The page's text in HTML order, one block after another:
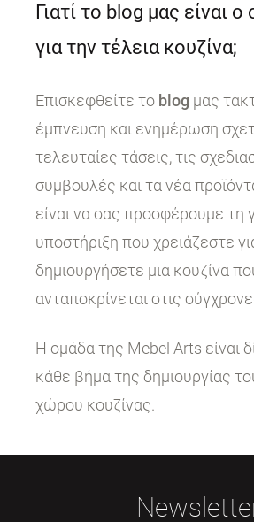
Γιατί το blog μας είναι
για την τέλεια κουζίνα;
Επισκεφθείτε το blog μας
έμπνευση και ενημέρωση
τελευταίες τάσεις, τις
συμβουλές και τα νέα
είναι να σας προσφέρουμε τη
υποστήριξη που χρειάζεστε
δημιουργήσετε μια κουζίνα
ανταποκρίνεται στις
Η ομάδα της Mebel Arts είναι
κάθε βήμα της δημιουργίας
χώρου κουζίνας.